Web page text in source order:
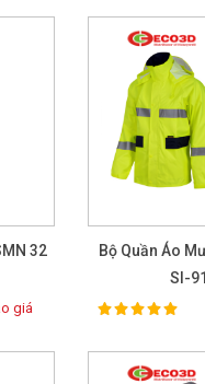
SAFETY đã nhập hàng
các miền Nam, Bắc và
98, chúng tôi còn cung
lao động phổ biến trên thị
chi tiết  Quý khách
hoặc Hotline: 090 494
nhất.
32
giá
Bộ Quần Áo
SI-
Rating:
100%